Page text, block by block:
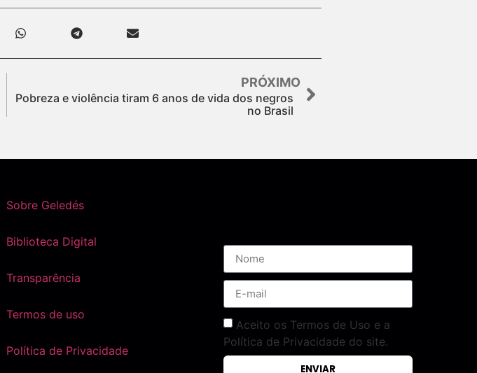
PRÓXIMO
Pobreza e violência tiram 6 anos de vida dos negros
no Brasil
Sobre Geledés
Biblioteca Digital
Transparência
Termos de uso
Política de Privacidade
Aceito os Termos de Uso e a
Política de Privacidade do site.
ENVIAR